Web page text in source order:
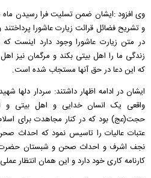
وی افزود :ایشان ضمن تسلیت فرا رسیدن ماه
و تشریح فضائل قرائت زیارت عاشورا
در متن زیارت عاشورا وجود دارد اینست
زندگی ما را اهل بیتی بکند و مرگمان نیز
که این دعا در حق آنها مستجاب شده است.
ایشان در ادامه اظهار داشتند: سردار دلها
واقعی یک انسان خدایی و اهل بیتی و
حجت(عج) بود که در کنار مجاهدت برای
عتبات عالیات را تاسیس نمود که
نجف اشرف و احداث صحن و شبستان حضرت
کارنامه کاری خود دارد و این همان انتظار